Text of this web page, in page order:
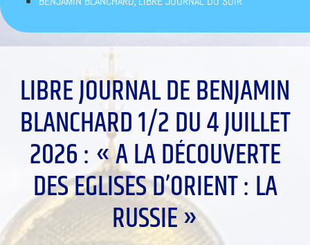
LIBRE JOURNAL DE BENJAMIN
BLANCHARD 1/2 DU 4 JUILLET
2026 : « A LA DÉCOUVERTE
DES EGLISES D’ORIENT : LA
RUSSIE »